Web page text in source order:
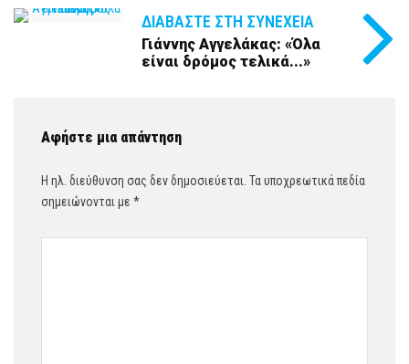
ΔΙΑΒΆΣΤΕ ΣΤΗ ΣΥΝΈΧΕΙΑ
Γιάννης Αγγελάκας: «Όλα
είναι δρόμος τελικά...»
Αφήστε μια απάντηση
Η ηλ. διεύθυνση σας δεν δημοσιεύεται. Τα υποχρεωτικά πεδία
σημειώνονται με *